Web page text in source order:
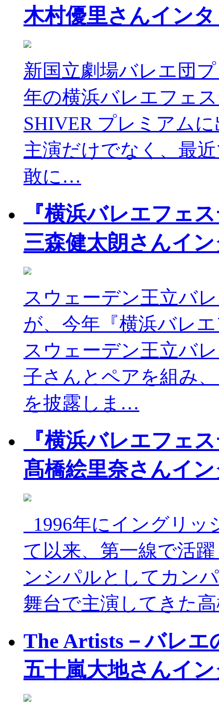
木村優里さんイン
新国立劇場バレエ団
年の横浜バレエフェ
SHIVER プレミアム
主演だけでなく、最
敢に…
『横浜バレエフェ
三森健太朗さんイ
スウェーデン王立バ
が、今年『横浜バレ
スウェーデン王立バ
子さんとペアを組み
を披露しま…
『横浜バレエフェ
髙橋絵里奈さんイ
1996年にイングリ
て以来、第一線で活
ンシパルとしてカン
舞台で主演してきた
The Artists－バレエ
五十嵐大地さんイ